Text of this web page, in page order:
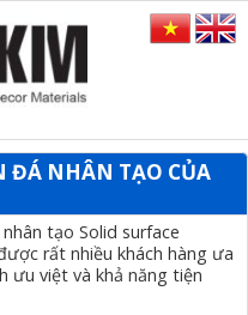
ĐÁ NHÂN TẠO CỦA
tạo Solid surface
rất nhiều khách hàng ưa
ưu việt và khả năng tiện